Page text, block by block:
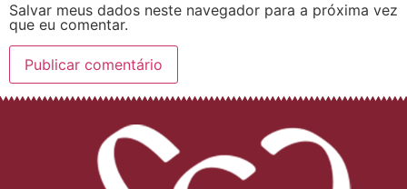
Salvar meus dados neste navegador para a próxima vez
que eu comentar.